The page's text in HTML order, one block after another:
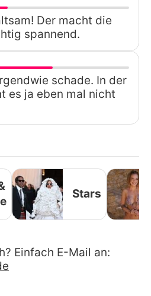
Der macht die
spannend.
schade. In der
es ja eben mal nicht
Stars
Einfach E-Mail an: